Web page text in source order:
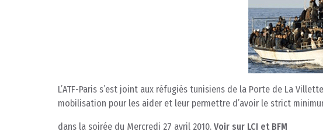
L’ATF-Paris s’est joint aux réfugiés tunisiens de la Porte de La
mobilisation pour les aider et leur permettre d’avoir le strict
dans la soirée du Mercredi 27 avril 2010. Voir sur LCI et BFM